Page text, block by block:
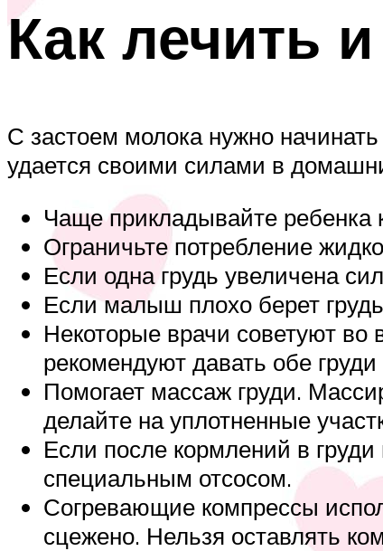
Как лечить
С застоем молока нужно
удается своими силами в
Чаще прикладывайте ребенка
Ограничьте потребление
Если одна грудь увеличена
Если малыш плохо берет
Некоторые врачи советуют во
рекомендуют давать обе
Помогает массаж груди.
делайте на уплотненные
Если после кормлений в
специальным отсосом.
Согревающие компрессы
сцежено. Нельзя оставлять